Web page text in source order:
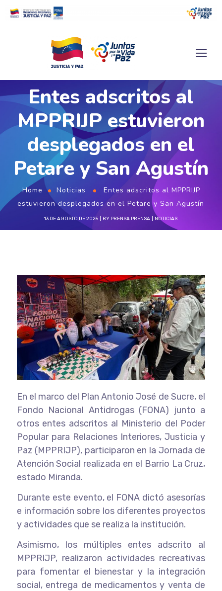
Entes adscritos al
MPPRIJP estuvieron
desplegados en el
Petare y San Agustín
Home Noticias
Entes adscritos al MPPRIJP
estuvieron desplegados en el Petare y San Agustín
13 DE AGOSTO DE 2025 BY PRENSA PRENSA NOTICIAS
En el marco del Plan Antonio José de Sucre, el
Fondo Nacional Antidrogas (FONA) junto a
otros entes adscritos al Ministerio del Poder
Popular para Relaciones Interiores, Justicia y
Paz (MPPRIJP), participaron en la Jornada de
Atención Social realizada en el Barrio La Cruz,
estado Miranda.
Durante este evento, el FONA dictó asesorías
e información sobre los diferentes proyectos
y actividades que se realiza la institución.
Asimismo, los múltiples entes adscrito al
MPPRIJP, realizaron actividades recreativas
para fomentar el bienestar y la integración
social, entrega de medicamentos y venta de